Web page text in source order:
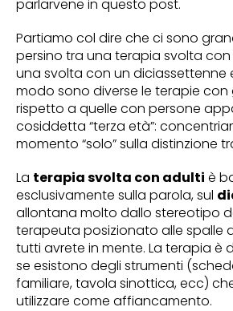
parlarvene in questo post.
Partiamo col dire che ci sono
persino tra una terapia svolta
una svolta con un diciassettenne
modo sono diverse le terapie con
rispetto a quelle con persone
cosiddetta “terza età”:
momento “solo” sulla distinzione
La terapia svolta con adulti è
esclusivamente sulla parola, sul
allontana molto dallo stereotipo
terapeuta posizionato alle spalle
tutti avrete in mente. La terapia è
se esistono degli strumenti
familiare, tavola sinottica, ecc)
utilizzare come affiancamento.